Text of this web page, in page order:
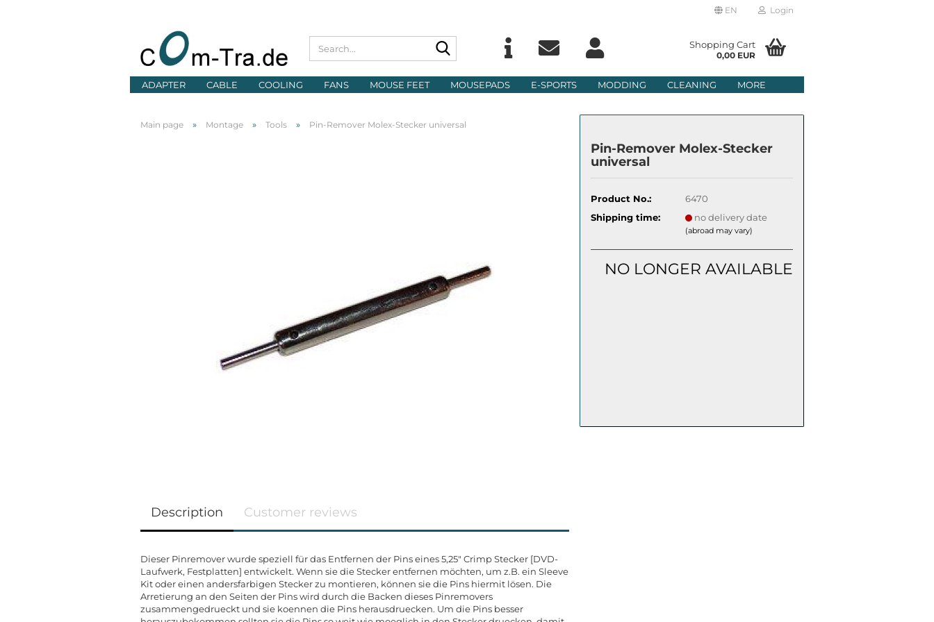
EN
Change language
Delivery country
Login
Email
Create a new account
Forgot password?
Shopping Cart
0,00 EUR
ADAPTER CABLE COOLING FANS MOUSE FEET MOUSEPADS E-SPORTS MODDING CLEANING MORE
Main page » Montage » Tools » Pin-Remover Molex-Stecker universal
Pin-Remover Molex-Stecker
universal
Product No.:
6470
Shipping time:
no delivery date
(abroad may vary)
NO LONGER AVAILABLE
Description Customer reviews
Dieser Pinremover wurde speziell für das Entfernen der Pins eines 5,25" Crimp Stecker [DVD-
Laufwerk, Festplatten] entwickelt. Wenn sie die Stecker entfernen möchten, um z.B. ein Sleeve
Kit oder einen andersfarbigen Stecker zu montieren, können sie die Pins hiermit lösen. Die
Arretierung an den Seiten der Pins wird durch die Backen dieses Pinremovers
zusammengedrueckt und sie koennen die Pins herausdruecken. Um die Pins besser